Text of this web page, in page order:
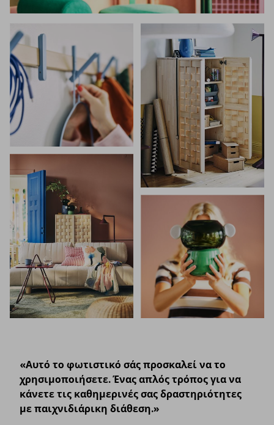
«Αυτό το φωτιστικό σάς προσκαλεί να το
χρησιμοποιήσετε. Ένας απλός τρόπος για να
κάνετε τις καθημερινές σας δραστηριότητες
με παιχνιδιάρικη διάθεση.»